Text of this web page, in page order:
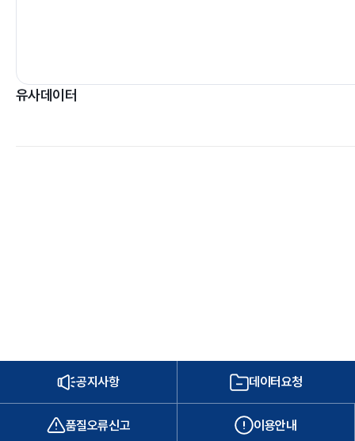
유사데이터
공지사항 데이터요청
품질오류신고 이용안내